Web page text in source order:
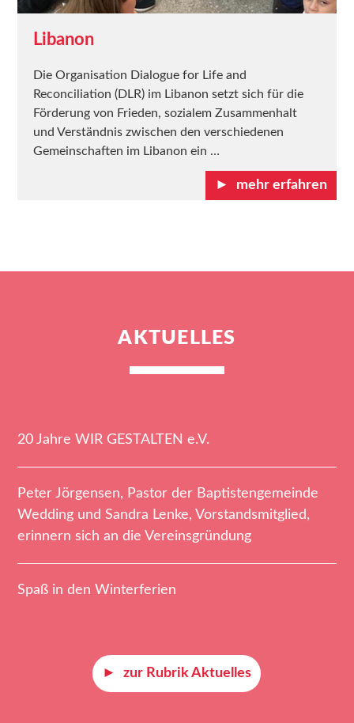
Libanon
Die Organisation Dialogue for Life and
Reconciliation (DLR) im Libanon setzt sich für die
Förderung von Frieden, sozialem Zusammenhalt
und Verständnis zwischen den verschiedenen
Gemeinschaften im Libanon ein …
mehr erfahren
AKTUELLES
20 Jahre WIR GESTALTEN e.V.
Peter Jörgensen, Pastor der Baptistengemeinde
Wedding und Sandra Lenke, Vorstandsmitglied,
erinnern sich an die Vereinsgründung
Spaß in den Winterferien
zur Rubrik Aktuelles